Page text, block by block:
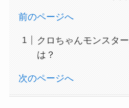
前のページへ
クロちゃんモンスタ
は？
次のページへ